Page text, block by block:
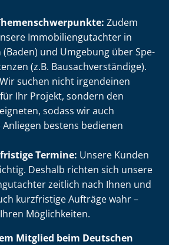
Zudem
Im­mo­bi­li­en­gut­ach­ter in
(Baden) und Umgebung über Spe­
(z.B. Bau­sach­ver­stän­di­ge).
suchen nicht irgendeinen
Ihr Projekt, sondern den
sodass wir auch
bestens bedienen
Termine: Unsere Kunden
Deshalb richten sich unsere
zeitlich nach Ihnen und
kurzfristige Aufträge wahr –
Möglichkeiten.
Mitglied beim Deutschen